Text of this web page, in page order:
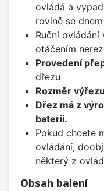
ovládá a
rovině se
Ruční
otáčením
Provedení
dřezu
Rozměr
Dřez má z
baterii.
Pokud chcete
ovládání,
některý z
Obsah balení